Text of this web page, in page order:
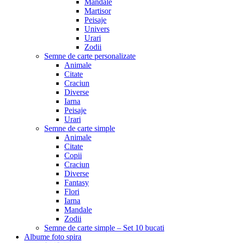
Mandale
Martisor
Peisaje
Univers
Urari
Zodii
Semne de carte personalizate
Animale
Citate
Craciun
Diverse
Iarna
Peisaje
Urari
Semne de carte simple
Animale
Citate
Copii
Craciun
Diverse
Fantasy
Flori
Iarna
Mandale
Zodii
Semne de carte simple – Set 10 bucati
Albume foto spira